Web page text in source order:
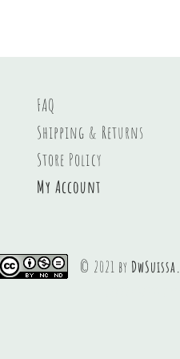
FAQ
Shipping & Returns
Store Policy
My Account
© 2021 by DwSuissa.